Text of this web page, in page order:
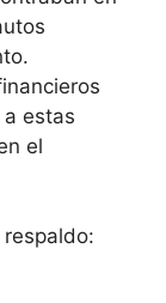
a estas
el